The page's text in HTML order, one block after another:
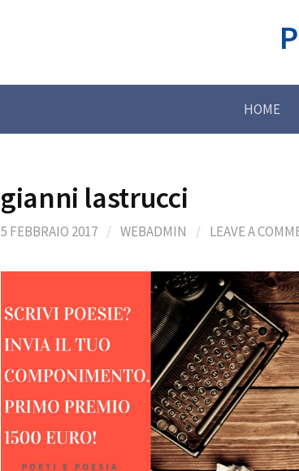
HOME
gianni lastrucci
5 FEBBRAIO 2017 / WEBADMIN / LEAVE A